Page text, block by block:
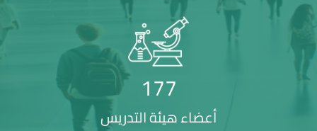
177
أعضاء هيئة التدريس